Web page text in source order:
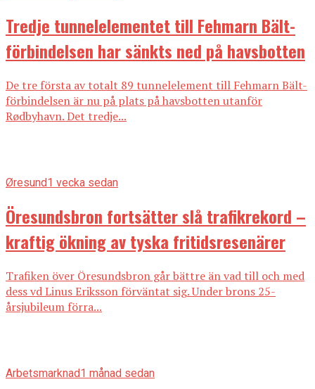
Tredje tunnelelementet till Fehmarn Bält-
förbindelsen har sänkts ned på havsbotten
De tre första av totalt 89 tunnelelement till Fehmarn Bält-
förbindelsen är nu på plats på havsbotten utanför
Rødbyhavn. Det tredje...
Øresund1 vecka sedan
Öresundsbron fortsätter slå trafikrekord –
kraftig ökning av tyska fritidsresenärer
Trafiken över Öresundsbron går bättre än vad till och med
dess vd Linus Eriksson förväntat sig. Under brons 25-
årsjubileum förra...
Arbetsmarknad1 månad sedan